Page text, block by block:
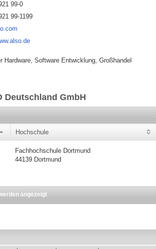
99-0
99-1199
Hardware, Software Entwicklung, Großhandel
Deutschland GmbH
Hochschule
Fachhochschule Dortmund
44139 Dortmund
angezeigt